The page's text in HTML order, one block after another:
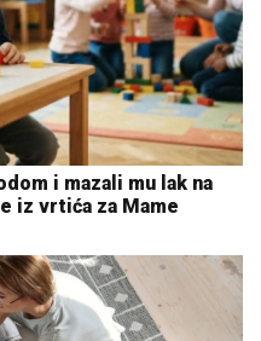
i mazali mu lak na
iz vrtića za Mame